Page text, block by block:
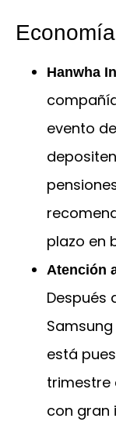
Economía
Hanwha
evento
plazo en
Atención
Después
está
trimestre
con gran